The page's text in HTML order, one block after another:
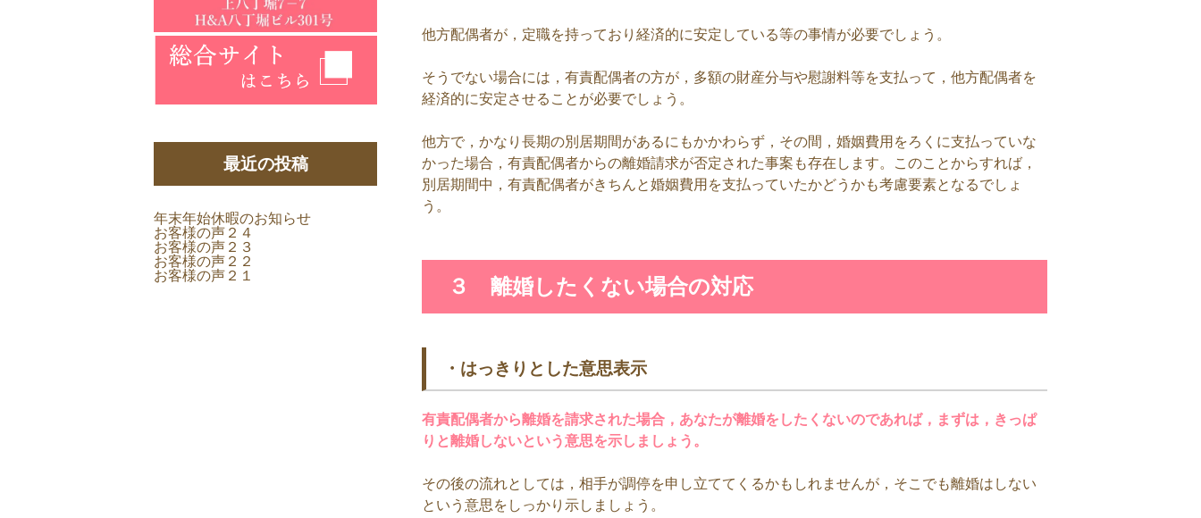
最近の投稿
年末年始休暇のお知らせ
お客様の声２４
お客様の声２３
お客様の声２２
お客様の声２１
他方配偶者が，定職を持っており経済的に安定している等の事情が必要でしょう。
そうでない場合には，有責配偶者の方が，多額の財産分与や慰謝料等を支払って，他方配偶者を
経済的に安定させることが必要でしょう。
他方で，かなり長期の別居期間があるにもかかわらず，その間，婚姻費用をろくに支払っていな
かった場合，有責配偶者からの離婚請求が否定された事案も存在します。このことからすれば，
別居期間中，有責配偶者がきちんと婚姻費用を支払っていたかどうかも考慮要素となるでしょ
う。
３ 離婚したくない場合の対応
・はっきりとした意思表示
有責配偶者から離婚を請求された場合，あなたが離婚をしたくないのであれば，まずは，きっぱ
りと離婚しないという意思を示しましょう。
その後の流れとしては，相手が調停を申し立ててくるかもしれませんが，そこでも離婚はしない
という意思をしっかり示しましょう。